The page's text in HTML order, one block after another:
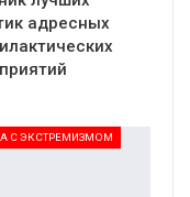
адресных
С ЭКСТРЕМИЗМОМ